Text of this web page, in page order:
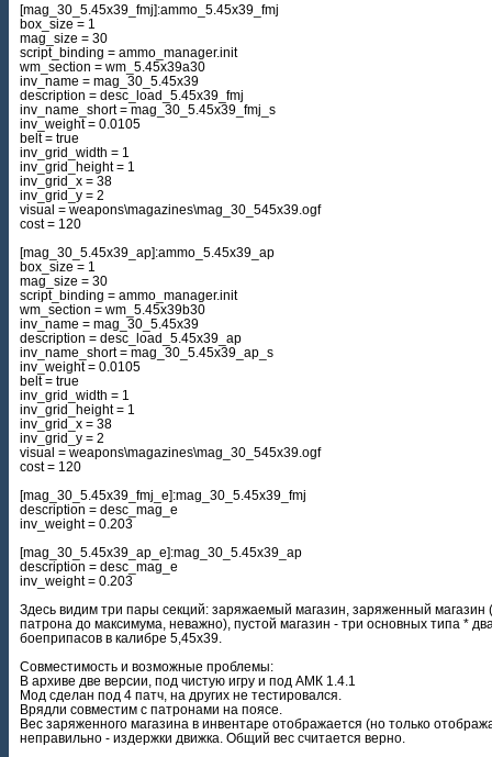
[mag_30_5.45x39_fmj]:ammo_5.45x39_fmj
box_size = 1
mag_size = 30
script_binding = ammo_manager.init
wm_section = wm_5.45x39a30
inv_name = mag_30_5.45x39
description = desc_load_5.45x39_fmj
inv_name_short = mag_30_5.45x39_fmj_s
inv_weight = 0.0105
belt = true
inv_grid_width = 1
inv_grid_height = 1
inv_grid_x = 38
inv_grid_y = 2
visual = weapons\magazines\mag_30_545x39.ogf
cost = 120
[mag_30_5.45x39_ap]:ammo_5.45x39_ap
box_size = 1
mag_size = 30
script_binding = ammo_manager.init
wm_section = wm_5.45x39b30
inv_name = mag_30_5.45x39
description = desc_load_5.45x39_ap
inv_name_short = mag_30_5.45x39_ap_s
inv_weight = 0.0105
belt = true
inv_grid_width = 1
inv_grid_height = 1
inv_grid_x = 38
inv_grid_y = 2
visual = weapons\magazines\mag_30_545x39.ogf
cost = 120
[mag_30_5.45x39_fmj_e]:mag_30_5.45x39_fmj
description = desc_mag_e
inv_weight = 0.203
[mag_30_5.45x39_ap_e]:mag_30_5.45x39_ap
description = desc_mag_e
inv_weight = 0.203
Здесь видим три пары секций: заряжаемый магазин, заряженный магазин
патрона до максимума, неважно), пустой магазин - три основных типа *
боеприпасов в калибре 5,45х39.
Совместимость и возможные проблемы:
В архиве две версии, под чистую игру и под АМК 1.4.1
Мод сделан под 4 патч, на других не тестировался.
Врядли совместим с патронами на поясе.
Вес заряженного магазина в инвентаре отображается (но только
неправильно - издержки движка. Общий вес считается верно.